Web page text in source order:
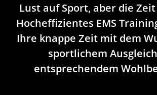
Lust auf Sport, aber die
Hocheffizientes EMS
Ihre knappe Zeit mit dem
sportlichem
entsprechendem